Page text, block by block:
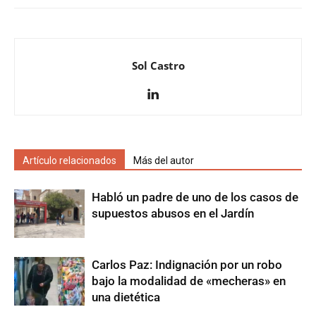
Sol Castro
Artículo relacionados Más del autor
Habló un padre de uno de los casos de
supuestos abusos en el Jardín
Carlos Paz: Indignación por un robo
bajo la modalidad de «mecheras» en
una dietética